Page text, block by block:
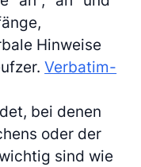
Hinweise
Verbatim-
bei denen
oder der
sind wie